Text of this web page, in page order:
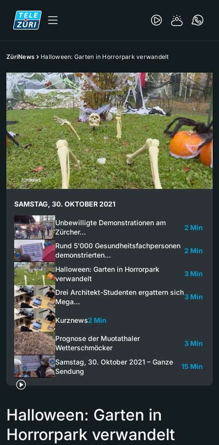
ZüriNews Halloween: Garten in Horrorpark verwandelt
SAMSTAG, 30. OKTOBER 2021
Unbewilligte Demonstrationen am
Zürcher…
2 Min
Rund 5'000 Gesundheitsfachpersonen
demonstrierten…
2 Min
Halloween: Garten in Horrorpark
verwandelt
3 Min
Drei Architekt-Studenten ergattern sich
Mega…
3 Min
Kurznews2 Min
Prognose der Muotathaler
Wetterschmöcker
3 Min
Samstag, 30. Oktober 2021 – Ganze
Sendung
15 Min
Halloween: Garten in
Horrorpark verwandelt